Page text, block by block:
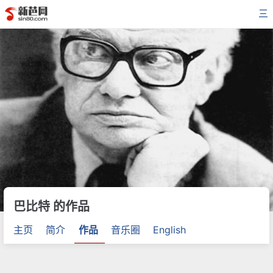
三
巴比特 的作品
主页 简介 作品 音乐圈 English